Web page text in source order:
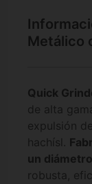
Metálico
Quick
de alta
expulsión
hachísl.
un
robusta,